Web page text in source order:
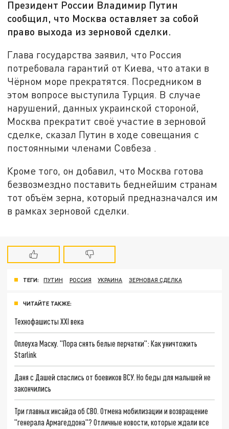
Президент России Владимир Путин
сообщил, что Москва оставляет за собой
право выхода из зерновой сделки.
Глава государства заявил, что Россия
потребовала гарантий от Киева, что атаки в
Чёрном море прекратятся. Посредником в
этом вопросе выступила Турция. В случае
нарушений, данных украинской стороной,
Москва прекратит своё участие в зерновой
сделке, сказал Путин в ходе совещания с
постоянными членами Совбеза .
Кроме того, он добавил, что Москва готова
безвозмездно поставить беднейшим странам
тот объём зерна, который предназначался им
в рамках зерновой сделки.
ТЕГИ: ПУТИН РОССИЯ УКРАИНА ЗЕРНОВАЯ СДЕЛКА
ЧИТАЙТЕ ТАКЖЕ:
Технофашисты XXI века
Оплеуха Маску. "Пора снять белые перчатки": Как уничтожить
Starlink
Даня с Дашей спаслись от боевиков ВСУ. Но беды для малышей не
закончились
Три главных инсайда об СВО. Отмена мобилизации и возвращение
"генерала Армагеддона"? Отличные новости, которые ждали все